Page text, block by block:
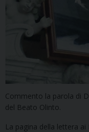
Commento la parola di
del Beato Olinto.
La pagina della lettera